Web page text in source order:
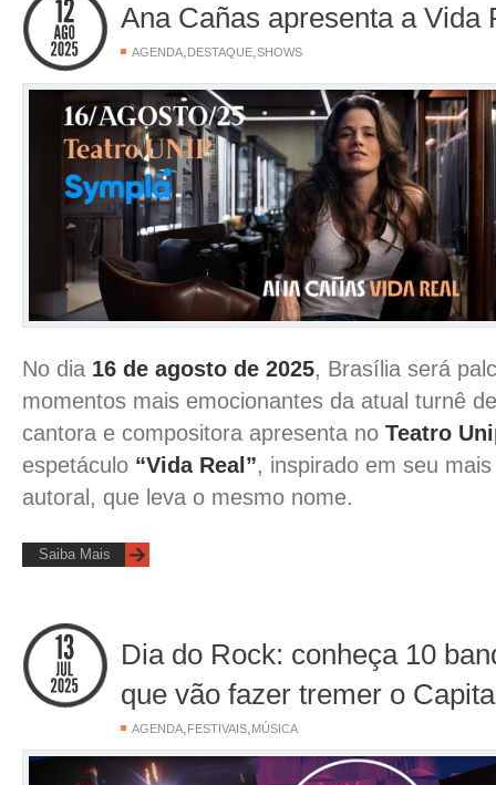
Ana Cañas apresenta a Vida
AGENDA,DESTAQUE,SHOWS
No dia 16 de agosto de 2025, Brasília será
momentos mais emocionantes da atual turnê
cantora e compositora apresenta no Teatro
espetáculo “Vida Real”, inspirado em seu
autoral, que leva o mesmo nome.
Saiba Mais
Dia do Rock: conheça 10
que vão fazer tremer o
AGENDA FESTIVAIS MÚSICA